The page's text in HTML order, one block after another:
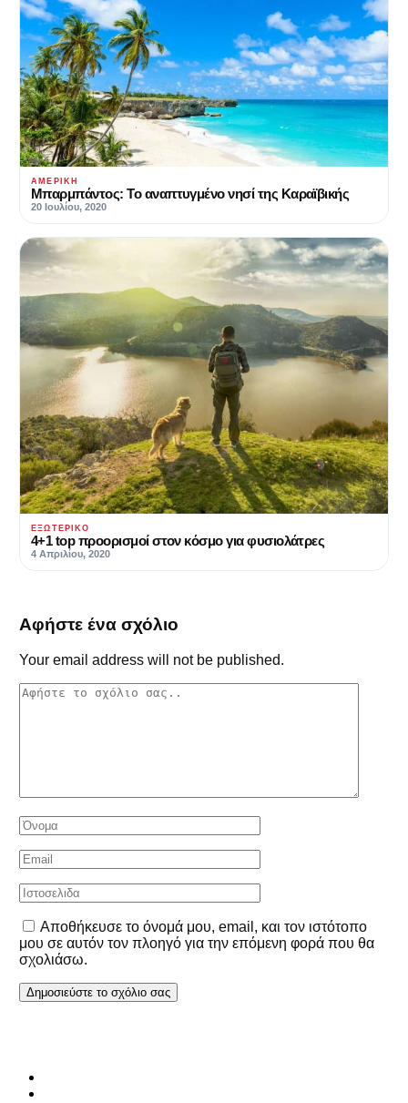
ΑΜΕΡΙΚΉ
Μπαρμπάντος: Το αναπτυγμένο νησί της Καραϊβικής
20 Ιουλίου, 2020
ΕΞΩΤΕΡΙΚΌ
4+1 top προορισμοί στον κόσμο για φυσιολάτρες
4 Απριλίου, 2020
Αφήστε ένα σχόλιο
Your email address will not be published.
Αποθήκευσε το όνομά μου, email, και τον ιστότοπο
μου σε αυτόν τον πλοηγό για την επόμενη φορά που θα
σχολιάσω.